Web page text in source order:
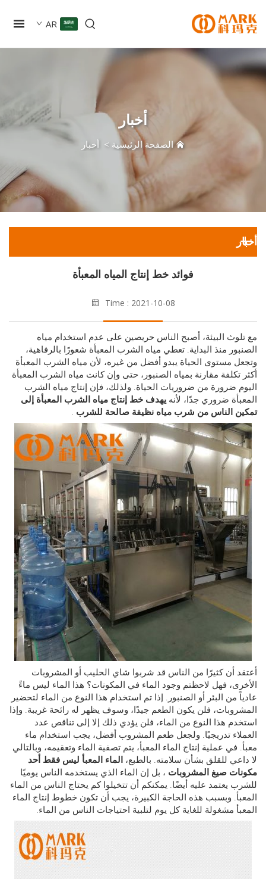
AR
أخبار
الصفحة الرئيسية>أخبار
فوائد خط إنتاج المياه المعبأة
Time : 2021-10-08
البيئة، أصبح الناس حريصين على عدم استخدام مياه
منذ البداية. تعطي مياه الشرب المعبأة شعورًا بالرفاهية،
مستوى الحياة يبدو أفضل من غيره، لأن مياه الشرب المعبأة
مقارنة بمياه الصنبور، حتى وإن كانت مياه الشرب المعبأة
ضرورة من ضروريات الحياة. ولذلك، فإن إنتاج مياه الشرب
ضروري جدًا، لأنهيهدف خط إنتاج مياه الشرب المعبأة إلى
الناس من شرب مياه نظيفة صالحة للشرب.
أن كثيرًا من الناس قد شربوا شاي الحليب أو المشروبات
فهل لاحظتم وجود الماء في المكونات؟ هذا الماء ليس ماءً
من البئر أو الصنبور. إذا تم استخدام هذا النوع من الماء لتحضير
فلن يكون الطعم جيدًا، وسوف يظهر له رائحة غريبة. وإذا
هذا النوع من الماء، فلن يؤدي ذلك إلا إلى تناقص عدد
تدريجيًا. ولجعل طعم المشروب أفضل، يجب استخدام ماء
في عملية إنتاج الماء المعبأ، يتم تصفية الماء وتعقيمه، وبالتالي
للقلق بشأن سلامته. بالطبع،الماء المعبأ ليس فقط أحد
صيغ المشروبات، بل إن الماء الذي يستخدمه الناس يوميًا
يعتمد عليه أيضًا. يمكنكم أن تتخيلوا كم يحتاج الناس من الماء
وبسبب هذه الحاجة الكبيرة، يجب أن تكون خطوط إنتاج الماء
مشغولة للغاية كل يوم لتلبية احتياجات الناس من الماء.